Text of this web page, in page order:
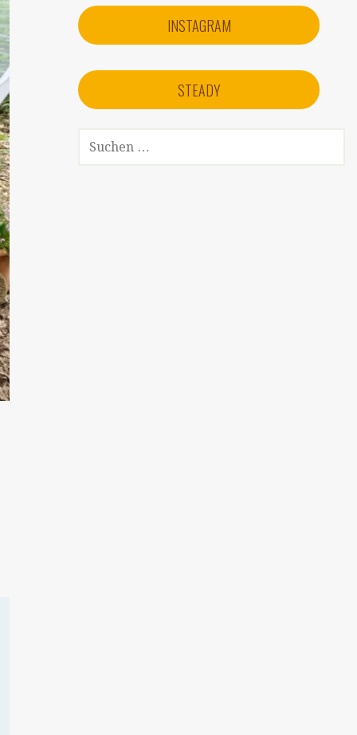
INSTAGRAM
STEADY
SUCHEN
NACH: